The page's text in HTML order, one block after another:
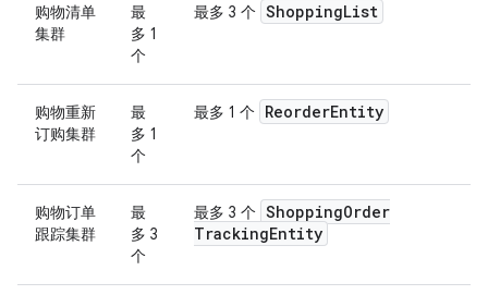
购物清单
集群
最
多 1
个
最多 3 个 ShoppingList
购物重新
订购集群
最
多 1
个
最多 1 个 ReorderEntity
购物订单
跟踪集群
最
多 3
个
最多 3 个 ShoppingOrder
TrackingEntity